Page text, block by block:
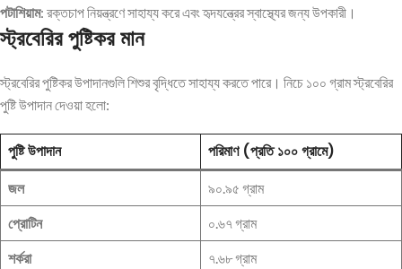
পটাশিয়াম: রক্তচাপ নিয়ন্ত্রণে সাহায্য করে এবং হৃদযন্ত্রের স্বাস্থ্যের জন্য উপকারী।
স্ট্রবেরির পুষ্টিকর মান
স্ট্রবেরির পুষ্টিকর উপাদানগুলি শিশুর বৃদ্ধিতে সাহায্য করতে পারে। নিচে ১০০ গ্রাম স্ট্রবেরির
পুষ্টি উপাদান দেওয়া হলো:
পুষ্টি উপাদান পরিমাণ (প্রতি ১০০ গ্রামে)
জল ৯০.৯৫ গ্রাম
প্রোটিন ০.৬৭ গ্রাম
শর্করা ৭.৬৮ গ্রাম